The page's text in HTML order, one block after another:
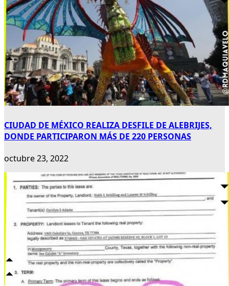
CIUDAD DE MÉXICO REALIZA DESFILE DE ALEBRIJES,
DONDE PARTICIPARON MÁS DE 220 PERSONAS
octubre 23, 2022